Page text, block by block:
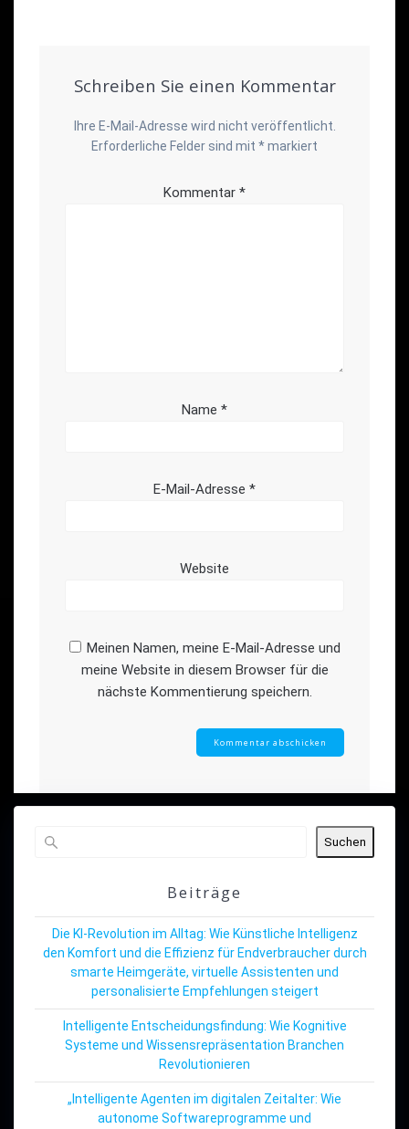
Schreiben Sie einen Kommentar
Ihre E-Mail-Adresse wird nicht veröffentlicht.
Erforderliche Felder sind mit *markiert
Kommentar *
Name *
E-Mail-Adresse *
Website
Meinen Namen, meine E-Mail-Adresse und
meine Website in diesem Browser für die
nächste Kommentierung speichern.
Suchen
Beiträge
Die KI-Revolution im Alltag: Wie Künstliche Intelligenz
den Komfort und die Effizienz für Endverbraucher durch
smarte Heimgeräte, virtuelle Assistenten und
personalisierte Empfehlungen steigert
Intelligente Entscheidungsfindung: Wie Kognitive
Systeme und Wissensrepräsentation Branchen
Revolutionieren
„Intelligente Agenten im digitalen Zeitalter: Wie
autonome Softwareprogramme und